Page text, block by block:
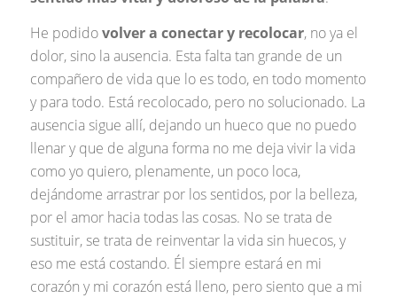
He podidovolver a conectar y recolocar, no ya el
dolor, sino la ausencia. Esta falta tan grande de un
compañero de vida que lo es todo, en todo momento
y para todo. Está recolocado, pero no solucionado. La
ausencia sigue allí, dejando un hueco que no puedo
llenar y que de alguna forma no me deja vivir la vida
como yo quiero, plenamente, un poco loca,
dejándome arrastrar por los sentidos, por la belleza,
por el amor hacia todas las cosas. No se trata de
sustituir, se trata de reinventar la vida sin huecos, y
eso me está costando. Él siempre estará en mi
corazón y mi corazón está lleno, pero siento que a mi